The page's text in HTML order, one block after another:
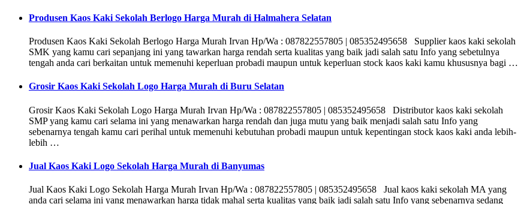
Produsen Kaos Kaki Sekolah Berlogo Harga Murah di Halmahera Selatan
Produsen Kaos Kaki Sekolah Berlogo Harga Murah Irvan Hp/Wa : 087822557805 | 085352495658 Supplier kaos kaki sekolah
SMK yang kamu cari sepanjang ini yang tawarkan harga rendah serta kualitas yang baik jadi salah satu Info yang sebetulnya
tengah anda cari berkaitan untuk memenuhi keperluan probadi maupun untuk keperluan stock kaos kaki kamu khususnya bagi …
Grosir Kaos Kaki Sekolah Logo Harga Murah di Buru Selatan
Grosir Kaos Kaki Sekolah Logo Harga Murah Irvan Hp/Wa : 087822557805 | 085352495658 Distributor kaos kaki sekolah
SMP yang kamu cari selama ini yang menawarkan harga rendah dan juga mutu yang baik menjadi salah satu Info yang
sebenarnya tengah kamu cari perihal untuk memenuhi kebutuhan probadi maupun untuk kepentingan stock kaos kaki anda lebih-
lebih …
Jual Kaos Kaki Logo Sekolah Harga Murah di Banyumas
Jual Kaos Kaki Logo Sekolah Harga Murah Irvan Hp/Wa : 087822557805 | 085352495658 Jual kaos kaki sekolah MA yang
anda cari selama ini yang menawarkan harga tidak mahal serta kualitas yang baik jadi salah satu Info yang sebenarnya sedang